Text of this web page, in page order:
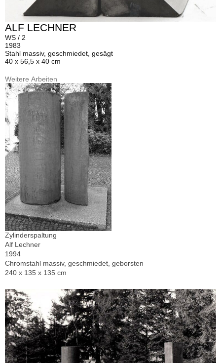
ALF LECHNER
WS / 2
1983
Stahl massiv, geschmiedet, gesägt
40 x 56,5 x 40 cm
Weitere Arbeiten
Zylinderspaltung
Alf Lechner
1994
Chromstahl massiv, geschmiedet, geborsten
240 x 135 x 135 cm